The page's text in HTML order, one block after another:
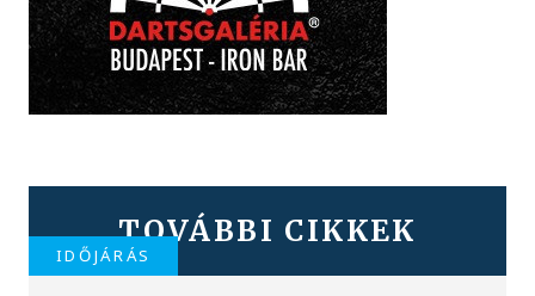
TOVÁBBI CIKKEK
IDŐJÁRÁS